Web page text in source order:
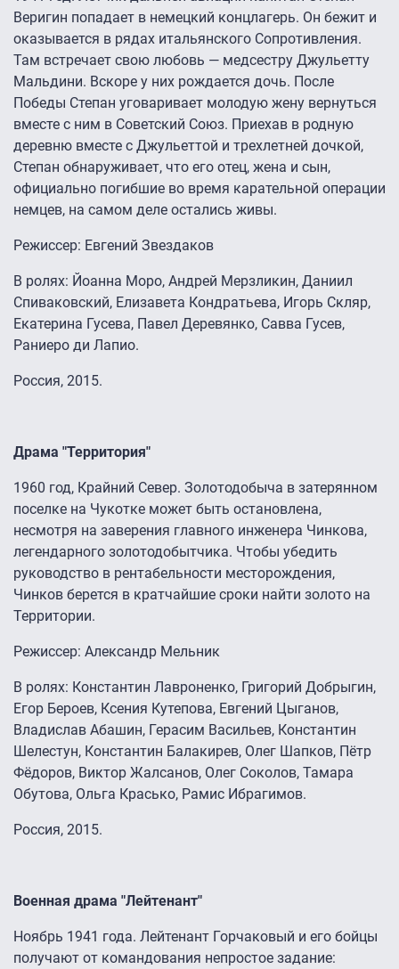
Веригин попадает в немецкий концлагерь. Он бежит и
оказывается в рядах итальянского Сопротивления.
Там встречает свою любовь — медсестру Джульетту
Мальдини. Вскоре у них рождается дочь. После
Победы Степан уговаривает молодую жену вернуться
вместе с ним в Советский Союз. Приехав в родную
деревню вместе с Джульеттой и трехлетней дочкой,
Степан обнаруживает, что его отец, жена и сын,
официально погибшие во время карательной операции
немцев, на самом деле остались живы.
Режиссер: Евгений Звездаков
В ролях: Йоанна Моро, Андрей Мерзликин, Даниил
Спиваковский, Елизавета Кондратьева, Игорь Скляр,
Екатерина Гусева, Павел Деревянко, Савва Гусев,
Раниеро ди Лапио.
Россия, 2015.
Драма "Территория"
1960 год, Крайний Север. Золотодобыча в затерянном
поселке на Чукотке может быть остановлена,
несмотря на заверения главного инженера Чинкова,
легендарного золотодобытчика. Чтобы убедить
руководство в рентабельности месторождения,
Чинков берется в кратчайшие сроки найти золото на
Территории.
Режиссер: Александр Мельник
В ролях: Константин Лавроненко, Григорий Добрыгин,
Егор Бероев, Ксения Кутепова, Евгений Цыганов,
Владислав Абашин, Герасим Васильев, Константин
Шелестун, Константин Балакирев, Олег Шапков, Пётр
Фёдоров, Виктор Жалсанов, Олег Соколов, Тамара
Обутова, Ольга Красько, Рамис Ибрагимов.
Россия, 2015.
Военная драма "Лейтенант"
Ноябрь 1941 года. Лейтенант Горчаковый и его бойцы
получают от командования непростое задание: